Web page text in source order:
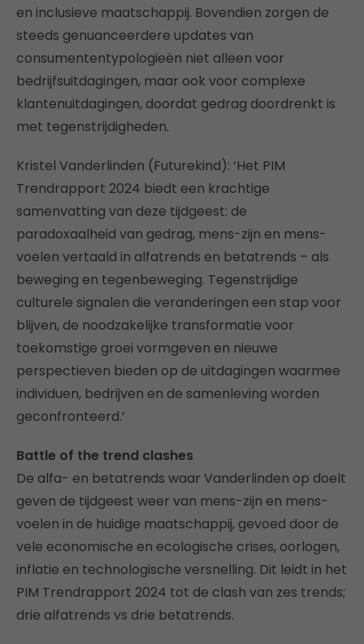
en inclusieve maatschappij. Bovendien zorgen de
steeds genuanceerdere updates van
consumententypologieën niet alleen voor
bedrijfsuitdagingen, maar ook voor complexe
klantenuitdagingen, doordat gedrag doordrenkt is
met tegenstrijdigheden.
Kristel Vanderlinden (Futurekind): ‘Het PIM
Trendrapport 2024 biedt een krachtige
samenvatting van deze tijdgeest: de
paradoxaalheid van gedrag, mens-zijn en mens-
voelen vertaald in alfatrends en betatrends – als
beweging en tegenbeweging. Tegenstrijdige
culturele signalen die veranderingen een stap voor
blijven, de noodzakelijke transformatie voor
toekomstige groei vormgeven en nieuwe
perspectieven bieden op de uitdagingen waarmee
individuen, bedrijven en de samenleving worden
geconfronteerd.’
Battle of the trend clashes
De alfa- en betatrends waar Vanderlinden op doelt
geven de tijdgeest weer van mens-zijn en mens-
voelen in de huidige maatschappij, gevoed door de
vele economische en ecologische crises, oorlogen,
inflatie en technologische versnelling. Dit leidt in het
PIM Trendrapport 2024 tot de clash van zes trends;
drie alfatrends vs drie betatrends.